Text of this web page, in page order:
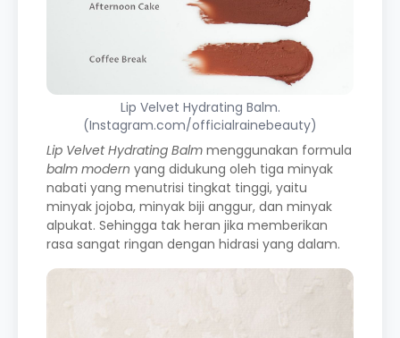
Lip Velvet Hydrating Balm.
(Instagram.com/officialrainebeauty)
Lip Velvet Hydrating Balm menggunakan formula
balm modern yang didukung oleh tiga minyak
nabati yang menutrisi tingkat tinggi, yaitu
minyak jojoba, minyak biji anggur, dan minyak
alpukat. Sehingga tak heran jika memberikan
rasa sangat ringan dengan hidrasi yang dalam.